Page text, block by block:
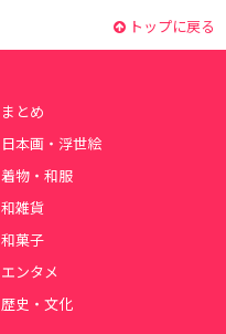
トップに戻る
まとめ
日本画・浮世絵
着物・和服
和雑貨
和菓子
エンタメ
歴史・文化